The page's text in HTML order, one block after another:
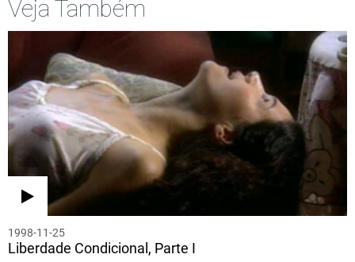
Veja Também
1998-11-25
Liberdade Condicional, Parte I